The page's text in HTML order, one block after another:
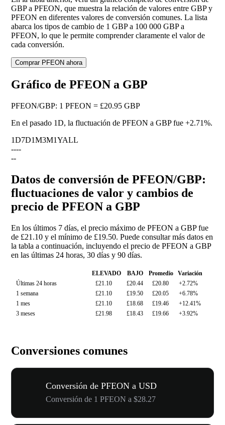
GBP a PFEON, que muestra la relación de valores entre GBP y
PFEON en diferentes valores de conversión comunes. La lista
abarca los tipos de cambio de 1 GBP a 100 000 GBP a
PFEON, lo que le permite comprender claramente el valor de
cada conversión.
Comprar PFEON ahora
Gráfico de PFEON a GBP
PFEON/GBP: 1 PFEON = £20.95 GBP
En el pasado 1D, la fluctuación de PFEON a GBP fue +2.71%.
1D7D1M3M1YALL
----
--
Datos de conversión de PFEON/GBP:
fluctuaciones de valor y cambios de
precio de PFEON a GBP
En los últimos 7 días, el precio máximo de PFEON a GBP fue
de £21.10 y el mínimo de £19.50. Puede consultar más datos en
la tabla a continuación, incluyendo el precio de PFEON a GBP
en las últimas 24 horas, 30 días y 90 días.
ELEVADO BAJO Promedio
Variación
Últimas 24 horas
£21.10 £20.44 £20.80
+2.72%
1 semana
£21.10 £19.50 £20.05
+6.78%
1 mes
£21.10 £18.68 £19.46
+12.41%
3 meses
£21.98 £18.43 £19.66 +3.92%
Conversiones comunes
Conversión de PFEON a USD
Conversión de 1 PFEON a $28.27